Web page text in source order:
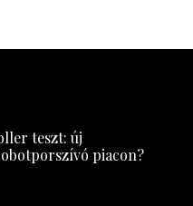
teszt: új
piacon?